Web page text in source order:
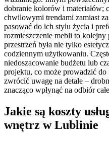
dobranie kolorów i materiałów;
chwilowymi trendami zamiast
pasować do ich stylu życia i
rozmieszczenie mebli to kolejny
przestrzeń była nie tylko
codziennym użytkowaniu.
niedoszacowanie budżetu lub
projektu, co może prowadzić
zwrócić uwagę na detale –
znacząco wpłynąć na odbiór
Jakie są koszty
wnętrz w Lublinie